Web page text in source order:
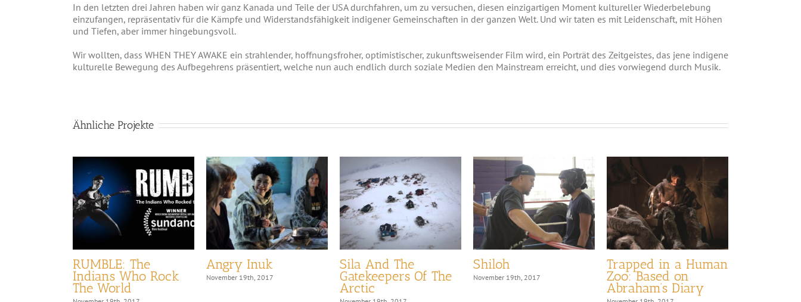
In den letzten drei Jahren haben wir ganz Kanada und Teile der USA durchfahren, um zu versuchen, diesen einzigartigen Moment kultureller Wiederbelebung
einzufangen, repräsentativ für die Kämpfe und Widerstandsfähigkeit indigener Gemeinschaften in der ganzen Welt. Und wir taten es mit Leidenschaft, mit Höhen
und Tiefen, aber immer hingebungsvoll.
Wir wollten, dass WHEN THEY AWAKE ein strahlender, hoffnungsfroher, optimistischer, zukunftsweisender Film wird, ein Porträt des Zeitgeistes, das jene indigene
kulturelle Bewegung des Aufbegehrens präsentiert, welche nun auch endlich durch soziale Medien den Mainstream erreicht, und dies vorwiegend durch Musik.
Ähnliche Projekte
RUMBLE: The
Indians Who Rock
The World
Angry Inuk
November 19th, 2017
Sila And The
Gatekeepers Of The
Arctic
Shiloh
November 19th, 2017
Trapped in a Human
Zoo: Based on
Abraham’s Diary